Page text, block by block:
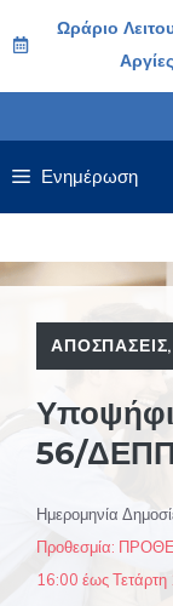
σε
Ωράριο
Αργίες
Ενημέρωση
ΑΠΟΣΠΆΣΕΙΣ
56/
Ημερομηνία
Προθεσμία:
16:00 έως